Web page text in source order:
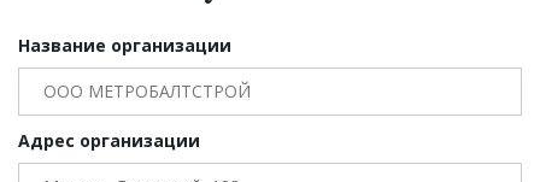
Название организации
Адрес организации